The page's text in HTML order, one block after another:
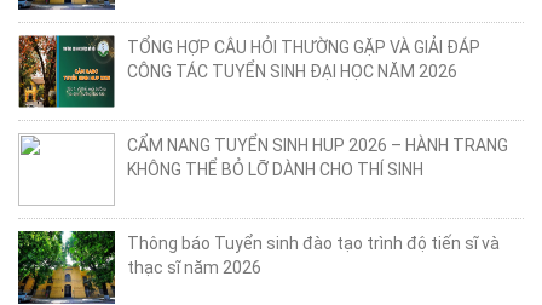
I
+ Tin
tuyển
sinh
DSCK
Đào
tạo
liên
tục
TỔNG HỢP CÂU HỎI THƯỜNG GẶP VÀ GIẢI ĐÁP
CÔNG TÁC TUYỂN SINH ĐẠI HỌC NĂM 2026
CẨM NANG TUYỂN SINH HUP 2026 – HÀNH TRANG
KHÔNG THỂ BỎ LỠ DÀNH CHO THÍ SINH
Thông báo Tuyển sinh đào tạo trình độ tiến sĩ và
thạc sĩ năm 2026